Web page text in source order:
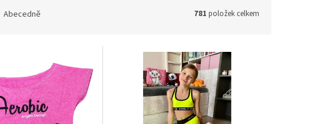
Abecedně 781 položek celkem
Kód:TO-129134